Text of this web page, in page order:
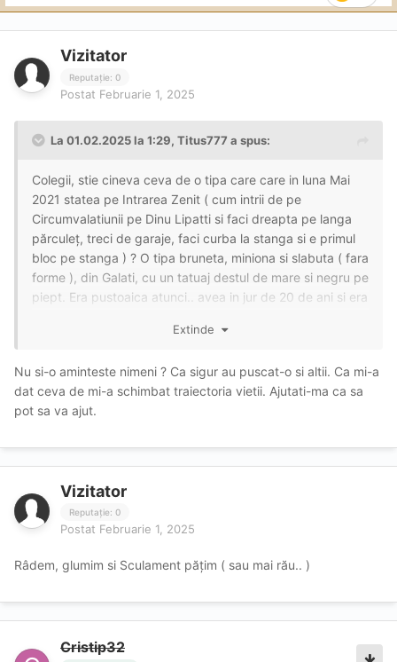
Vizitator
Reputație: 0
Postat Februarie 1, 2025
La 01.02.2025 la 1:29, Titus777 a spus:
Colegii, stie cineva ceva de o tipa care care in luna Mai
2021 statea pe Intrarea Zenit ( cum intrii de pe
Circumvalatiunii pe Dinu Lipatti si faci dreapta pe langa
părculeț, treci de garaje, faci curba la stanga si e primul
bloc pe stanga ) ? O tipa bruneta, miniona si slabuta ( fara
forme ), din Galati, cu un tatuaj destul de mare si negru pe
piept. Era pustoaica atunci.. avea in jur de 20 de ani si era
folosea numele Maria. Tare mult mi-as dori sa dau de ea.
Extinde
Nu si-o aminteste nimeni ? Ca sigur au puscat-o si altii. Ca mi-a
dat ceva de mi-a schimbat traiectoria vietii. Ajutati-ma ca sa
pot sa va ajut.
Vizitator
Reputație: 0
Postat Februarie 1, 2025
Râdem, glumim si Sculament pățim ( sau mai rău.. )
Cristip32